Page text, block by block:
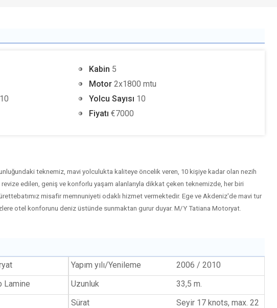
Kabin 5
Motor2x1800 mtu
Yolcu Sayısı 10
Fiyatı €7000
teknemiz, mavi yolculukta kaliteye öncelik veren, 10 kişiye kadar olan nezih
revize edilen, geniş ve konforlu yaşam alanlarıyla dikkat çeken teknemizde, her biri
misafir memnuniyeti odaklı hizmet vermektedir. Ege ve Akdeniz'de mavi tur
otel konforunu deniz üstünde sunmaktan gurur duyar. M/Y Tatiana Motoryat.
Yapım yılı/Yenileme
2006 / 2010
Lamine Uzunluk
33,5 m.
Sürat
Seyir 17 knots, max. 22